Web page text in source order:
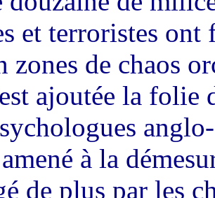
et terroristes
zones de chaos
ajoutée la folie
à la
de plus par les